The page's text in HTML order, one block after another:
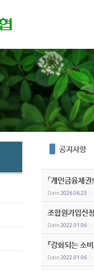
공지사항
「개인금융채
Date 2026.06.23
조합원가입신
Date 2022.01.06
『강화되는 소
Date 2022.01.06